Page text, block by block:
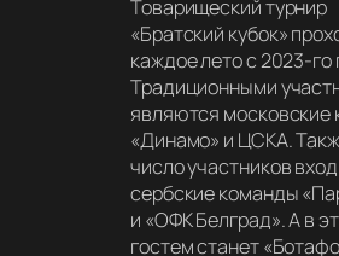
Товарищеский турнир
«Братский кубок»
каждое лето с 2023-го
Традиционными
являются московские
«Динамо» и ЦСКА.
число участников
сербские команды
и «ОФК Белград». А в
гостем станет